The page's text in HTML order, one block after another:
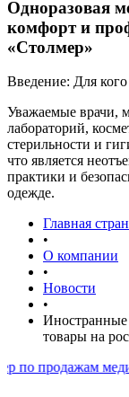
Одноразовая
комфорт и
«Столмер»
Введение: Для
Уважаемые врачи,
лабораторий,
стерильности и
что является
практики и
одежде.
Главная
•
О компании
•
Новости
•
Иностранные
товары на
медицинских